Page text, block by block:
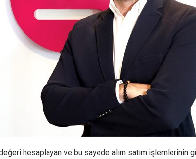
hesaplayan ve bu sayede alım satım işlemlerinin